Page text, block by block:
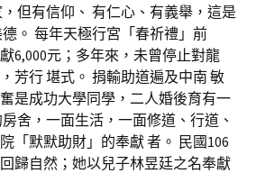
但有信仰、 有仁心、有義舉，這是
。 每年天極行宮「春祈禮」前
6,000元；多年來，未曾停止對龍
芳行 堪式。 捐輸助道遍及中南 敏
是成功大學同學，二人婚後育有一
舍，一面生活，一面修道、行道、
「默默助財」的奉獻 者。 民國106
歸自然；她以兒子林昱廷之名奉獻